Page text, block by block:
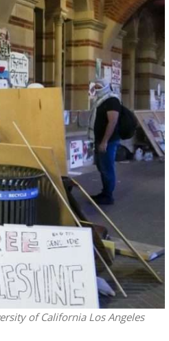
of California Los Angeles
Israel
Wahlen 2026: Das ist
Knesset – Moshe Abutbul